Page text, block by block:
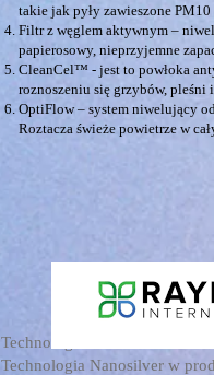
takie jak pyły zawieszone
Filtr z węglem aktywnym –
papierosowy, nieprzyjemne
CleanCel™ - jest to powłoka
roznoszeniu się grzybów, pleśni
OptiFlow – system niwelujący
Roztacza świeże powietrze w
Technologia Nanosrebra
Technologia Nanosilver w